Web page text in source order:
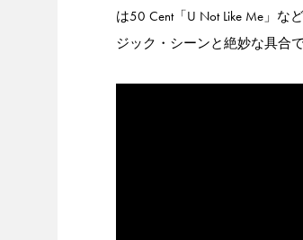
は50 Cent「U Not Like Me」
ジック・シーンと絶妙な具合